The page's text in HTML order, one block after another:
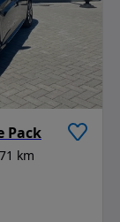
Pack
km